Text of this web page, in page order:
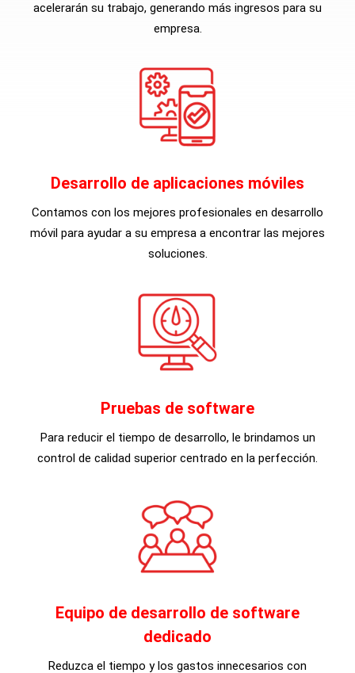
acelerarán su trabajo, generando más ingresos para su
empresa.
Desarrollo de aplicaciones móviles
Contamos con los mejores profesionales en desarrollo
móvil para ayudar a su empresa a encontrar las mejores
soluciones.
Pruebas de software
Para reducir el tiempo de desarrollo, le brindamos un
control de calidad superior centrado en la perfección.
Equipo de desarrollo de software
dedicado
Reduzca el tiempo y los gastos innecesarios con